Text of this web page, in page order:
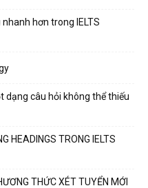
hơn trong IELTS
dạng câu hỏi không thể thiếu
HEADINGS TRONG IELTS
THỨC XÉT TUYỂN MỚI